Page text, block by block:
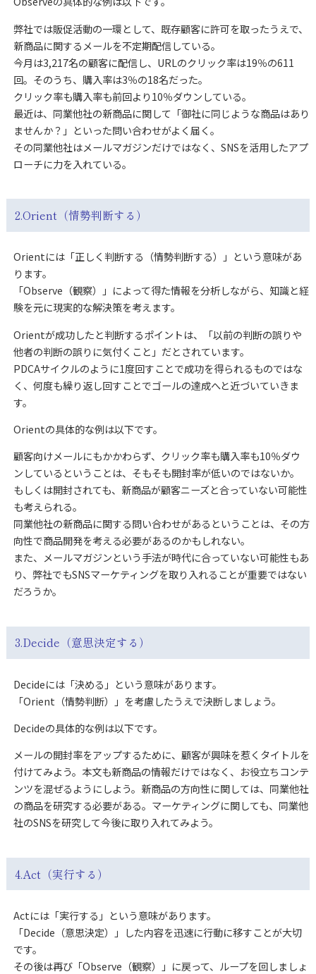
弊社では販促活動の一環として、既存顧客に許可を取ったうえで、
新商品に関するメールを不定期配信している。
今月は3,217名の顧客に配信し、URLのクリック率は19％の611
回。そのうち、購入率は3％の18名だった。
クリック率も購入率も前回より10％ダウンしている。
最近は、同業他社の新商品に関して「御社に同じような商品はあり
ませんか？」といった問い合わせがよく届く。
その同業他社はメールマガジンだけではなく、SNSを活用したアプ
ローチに力を入れている。
2.Orient（情勢判断する）
Orientには「正しく判断する（情勢判断する）」という意味があ
ります。
「Observe（観察）」によって得た情報を分析しながら、知識と経
験を元に現実的な解決策を考えます。
Orientが成功したと判断するポイントは、「以前の判断の誤りや
他者の判断の誤りに気付くこと」だとされています。
PDCAサイクルのように1度回すことで成功を得られるものではな
く、何度も繰り返し回すことでゴールの達成へと近づいていきま
す。
Orientの具体的な例は以下です。
顧客向けメールにもかかわらず、クリック率も購入率も10％ダウ
ンしているということは、そもそも開封率が低いのではないか。
もしくは開封されても、新商品が顧客ニーズと合っていない可能性
も考えられる。
同業他社の新商品に関する問い合わせがあるということは、その方
向性で商品開発を考える必要があるのかもしれない。
また、メールマガジンという手法が時代に合っていない可能性もあ
り、弊社でもSNSマーケティングを取り入れることが重要ではない
だろうか。
3.Decide（意思決定する）
Decideには「決める」という意味があります。
「Orient（情勢判断）」を考慮したうえで決断しましょう。
Decideの具体的な例は以下です。
メールの開封率をアップするために、顧客が興味を惹くタイトルを
付けてみよう。本文も新商品の情報だけではなく、お役立ちコンテ
ンツを混ぜるようにしよう。新商品の方向性に関しては、同業他社
の商品を研究する必要がある。マーケティングに関しても、同業他
社のSNSを研究して今後に取り入れてみよう。
4.Act（実行する）
Actには「実行する」という意味があります。
「Decide（意思決定）」した内容を迅速に行動に移すことが大切
です。
その後は再び「Observe（観察）」に戻って、ループを回しましょ